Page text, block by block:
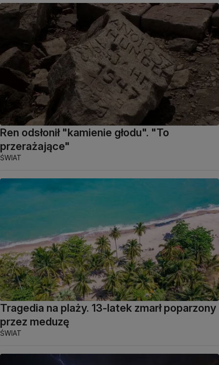
Ren odsłonił "kamienie głodu". "To
przerażające"
ŚWIAT
Tragedia na plaży. 13-latek zmarł poparzony
przez meduzę
ŚWIAT